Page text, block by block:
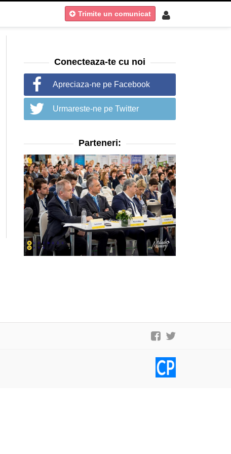
Trimite un comunicat
Conecteaza-te cu noi
Apreciaza-ne pe Facebook
Urmareste-ne pe Twitter
Parteneri: